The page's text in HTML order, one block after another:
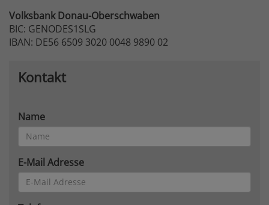
VolksbankDonau-Oberschwaben
BIC: GENODES1SLG
IBAN: DE56 6509 3020 0048 9890 02
Kontakt
Name
E-Mail Adresse